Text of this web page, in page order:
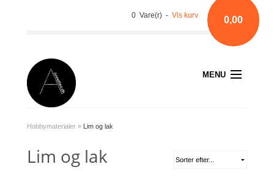
0 Vare(r) - Vis kurv 0,00
MENU
Hobbymaterialer » Lim og lak
Lim og lak